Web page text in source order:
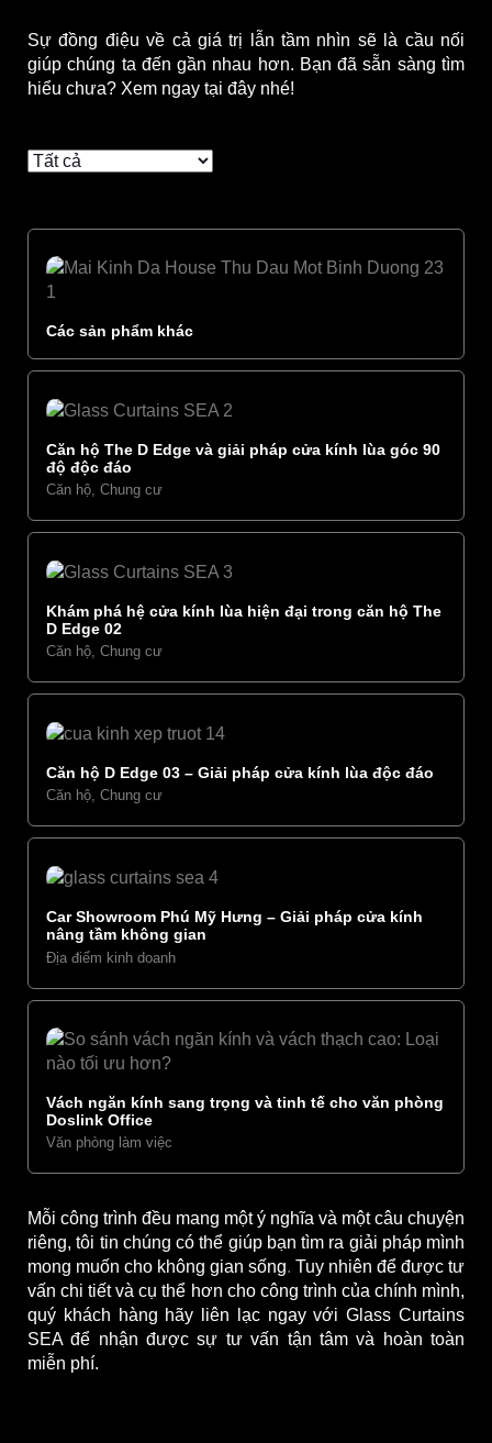
Sự đồng điệu về cả giá trị lẫn tầm nhìn sẽ là cầu nối
giúp chúng ta đến gần nhau hơn. Bạn đã sẵn sàng tìm
hiểu chưa? Xem ngay tại đây nhé!
Các sản phẩm khác
Căn hộ The D Edge và giải pháp cửa kính lùa góc 90
độ độc đáo​
Căn hộ, Chung cư
Khám phá hệ cửa kính lùa hiện đại trong căn hộ The
D Edge 02
Căn hộ, Chung cư
Căn hộ D Edge 03 – Giải pháp cửa kính lùa độc đáo
Căn hộ, Chung cư
Car Showroom Phú Mỹ Hưng – Giải pháp cửa kính
nâng tầm không gian
Địa điểm kinh doanh
Vách ngăn kính sang trọng và tinh tế cho văn phòng
Doslink Office ​
Văn phòng làm việc
Mỗi công trình đều mang một ý nghĩa và một câu chuyện
riêng, tôi tin chúng có thể giúp bạn tìm ra giải pháp mình
mong muốn cho không gian sống. Tuy nhiên để được tư
vấn chi tiết và cụ thể hơn cho công trình của chính mình,
quý khách hàng hãy liên lạc ngay vớiGlass Curtains
SEAđể nhận được sự tư vấn tận tâm và hoàn toàn
miễn phí.